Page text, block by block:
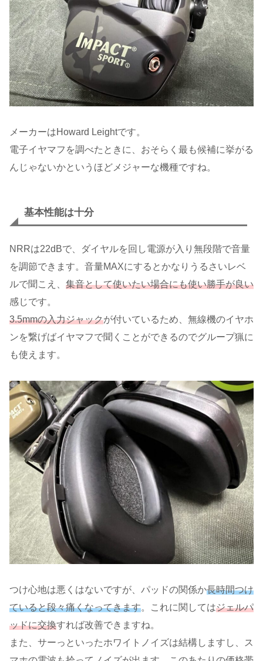
メーカーはHoward Leightです。
電子イヤマフを調べたときに、おそらく最も候補に挙がる
んじゃないかというほどメジャーな機種ですね。
基本性能は十分
NRRは22dBで、ダイヤルを回し電源が入り無段階で音量
を調節できます。音量MAXにするとかなりうるさいレベ
ルで聞こえ、 集音として使いたい場合にも使い勝手が良い
感じです。
3.5mmの入力ジャックが付いているため、無線機のイヤホ
ンを繋げばイヤマフで聞くことができるのでグループ猟に
も使えます。
つけ心地は悪くはないですが、パッドの関係か長時間つけ
ていると段々痛くなってきます。これに関してはジェルパ
ッドに交換すれば改善できますね。
また、サーっといったホワイトノイズは結構しますし、ス